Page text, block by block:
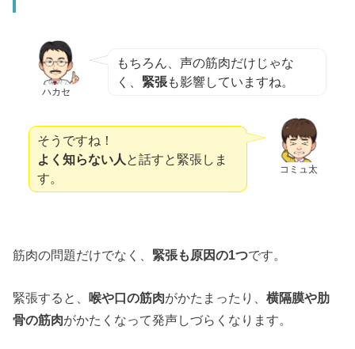
ハカセ
もちろん、声の筋肉だけじゃな
く、 緊張も影響していますね。
コミュ太
そうですね！
よく知らない人 と話すと緊張しま
す。
筋肉の問題だけでなく、 緊張も原因の1つです。
緊張すると、喉や口の筋肉がかたまったり、横隔膜や肋
骨の筋肉がかたくなって発声しづらくなります。